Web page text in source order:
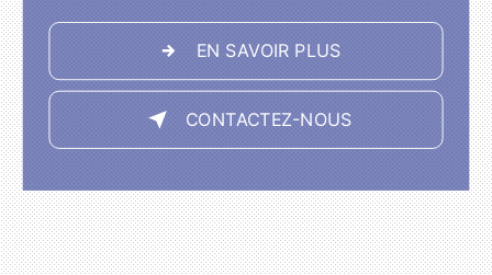
EN SAVOIR PLUS
CONTACTEZ-NOUS